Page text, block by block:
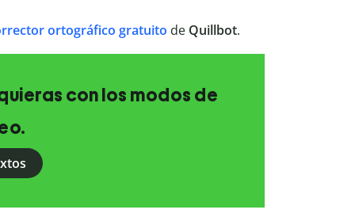
ortográfico gratuito de Quillbot.
con los modos de